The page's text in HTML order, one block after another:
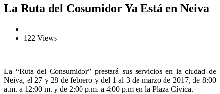
La Ruta del Cosumidor Ya Está en Neiva
122 Views
La “Ruta del Consumidor” prestará sus servicios en la ciudad de
Neiva, el 27 y 28 de febrero y del 1 al 3 de marzo de 2017, de 8:00
a.m. a 12:00 m. y de 2:00 p.m. a 4:00 p.m en la Plaza Cívica.